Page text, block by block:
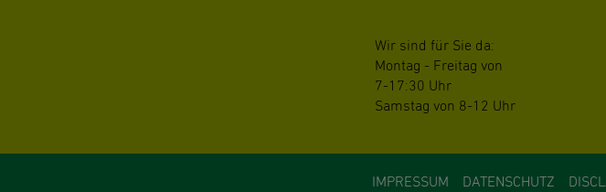
Wir sind für Sie da:
Montag - Freitag von
7-17:30 Uhr
Samstag von 8-12 Uhr
IMPRESSUM DATENSCHUTZ